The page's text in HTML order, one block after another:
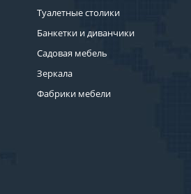
Туалетные столики
Банкетки и диванчики
Садовая мебель
Зеркала
Фабрики мебели